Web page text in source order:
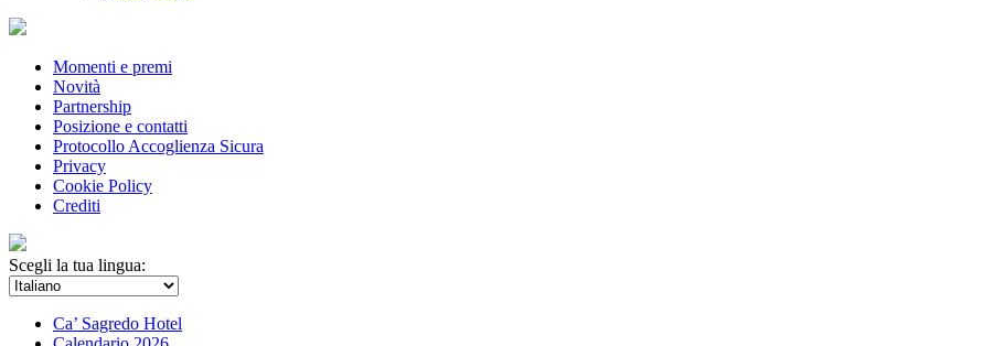
Momenti e premi
Novità
Partnership
Posizione e contatti
Protocollo Accoglienza Sicura
Privacy
Cookie Policy
Crediti
Scegli la tua lingua:
Ca’ Sagredo Hotel